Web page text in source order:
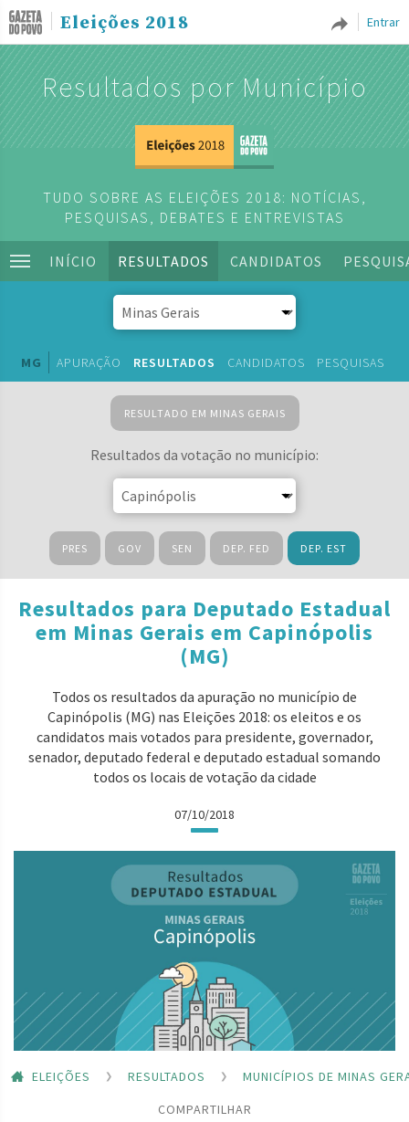
Entrar
Eleições 2018
Resultados por Município
TUDO SOBRE AS ELEIÇÕES 2018: NOTÍCIAS,
PESQUISAS, DEBATES E ENTREVISTAS
INÍCIO RESULTADOS CANDIDATOS
MG APURAÇÃO RESULTADOS CANDIDATOS PESQUISAS
RESULTADO EM MINAS GERAIS
Resultados da votação no município:
PRES GOV SEN DEP. FED DEP. EST
Resultados para Deputado Estadual
em Minas Gerais em Capinópolis
(MG)
Todos os resultados da apuração no município de
Capinópolis (MG) nas Eleições 2018: os eleitos e os
candidatos mais votados para presidente, governador,
senador, deputado federal e deputado estadual somando
todos os locais de votação da cidade
07/10/2018
ELEIÇÕES RESULTADOS
MUNICÍPIOS DE MINAS
COMPARTILHAR